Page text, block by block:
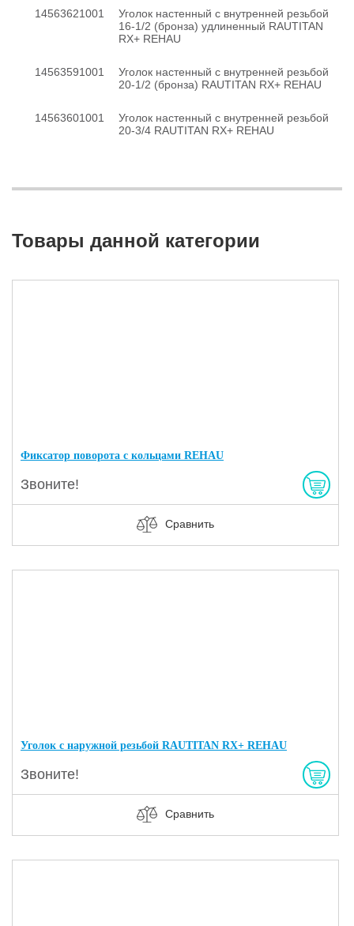
14563621001
Уголок настенный с внутренней резьбой
16-1/2 (бронза) удлиненный RAUTITAN
RX+ REHAU
14563591001
Уголок настенный с внутренней резьбой
20-1/2 (бронза) RAUTITAN RX+ REHAU
14563601001
Уголок настенный с внутренней резьбой
20-3/4 RAUTITAN RX+ REHAU
Товары данной категории
Фиксатор поворота с кольцами REHAU
Звоните!
Сравнить
Уголок с наружной резьбой RAUTITAN RX+ REHAU
Звоните!
Сравнить